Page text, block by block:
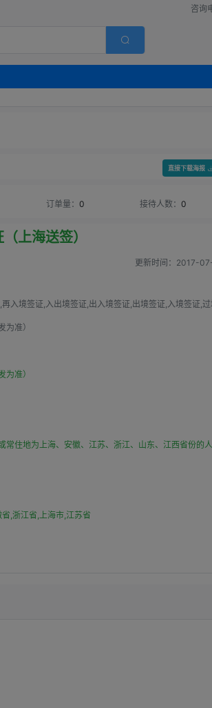
咨询
直接下载海报
订单量：0 接待人数：0
上海送签）
更新时间： 2017-
入境签证,入出境签证,出入境签证,出境签证,入境签证,
为准）
为准）
常住地为上海、安徽、江苏、浙江、山东、江西省份的
,浙江省,上海市,江苏省